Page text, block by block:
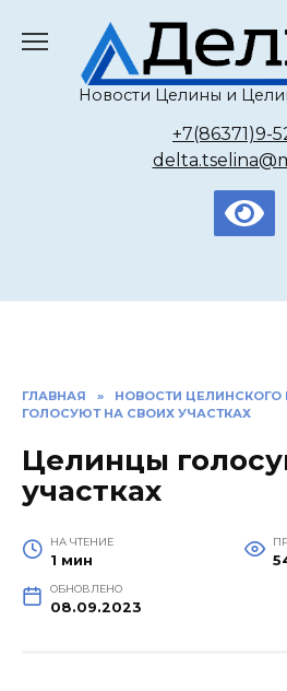
содержанию
Новости Целины и
+7(86371)9-
ГЛАВНАЯ » НОВОСТИ ЦЕЛИНСКОГО
ГОЛОСУЮТ НА СВОИХ УЧАСТКАХ
Целинцы
участках
НА ЧТЕНИЕ
1 мин
ОБНОВЛЕНО
08.09.2023